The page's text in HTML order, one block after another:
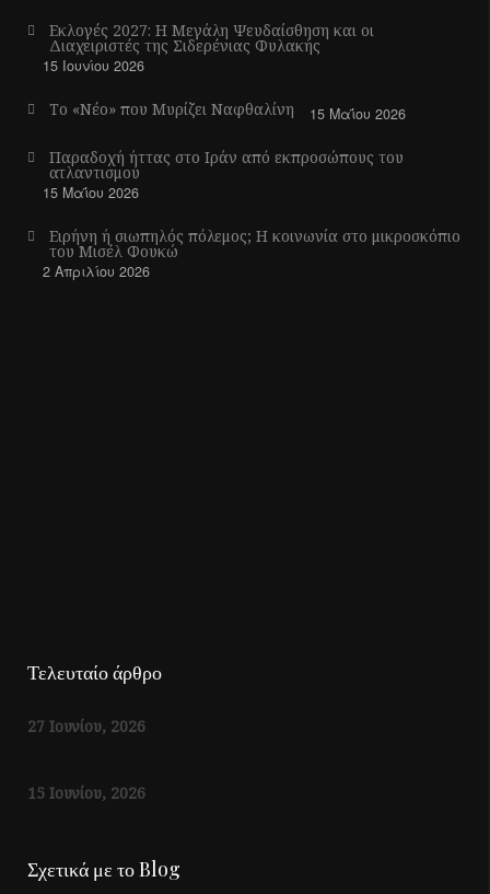
Εκλογές 2027: Η Μεγάλη Ψευδαίσθηση και οι
Διαχειριστές της Σιδερένιας Φυλακής
15 Ιουνίου 2026
Το «Νέο» που Μυρίζει Ναφθαλίνη 15 Μαΐου 2026
Παραδοχή ήττας στο Ιράν από εκπροσώπους του
ατλαντισμού
15 Μαΐου 2026
Ειρήνη ή σιωπηλός πόλεμος; Η κοινωνία στο μικροσκόπιο
του Μισέλ Φουκώ
2 Απριλίου 2026
Τελευταίο άρθρο
27 Ιουνίου, 2026
15 Ιουνίου, 2026
Σχετικά με το Blog